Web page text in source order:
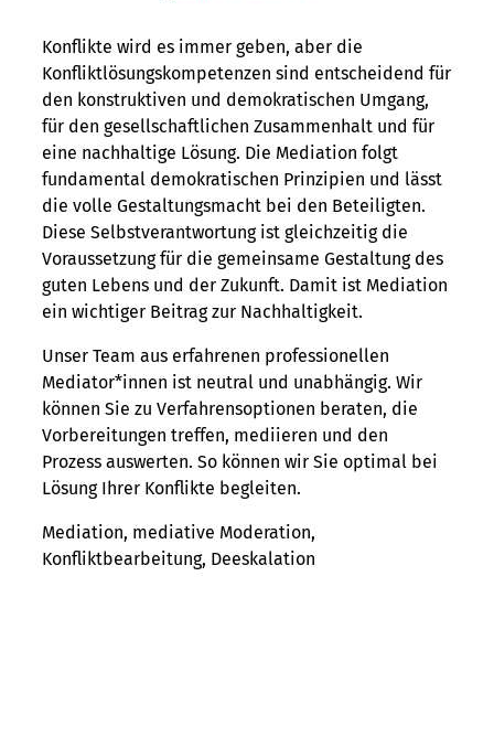
Konflikte wird es immer geben, aber die
Konfliktlösungskompetenzen sind entscheidend für
den konstruktiven und demokratischen Umgang,
für den gesellschaftlichen Zusammenhalt und für
eine nachhaltige Lösung. Die Mediation folgt
fundamental demokratischen Prinzipien und lässt
die volle Gestaltungsmacht bei den Beteiligten.
Diese Selbstverantwortung ist gleichzeitig die
Voraussetzung für die gemeinsame Gestaltung des
guten Lebens und der Zukunft. Damit ist Mediation
ein wichtiger Beitrag zur Nachhaltigkeit.
Unser Team aus erfahrenen professionellen
Mediator*innen ist neutral und unabhängig. Wir
können Sie zu Verfahrensoptionen beraten, die
Vorbereitungen treffen, mediieren und den
Prozess auswerten. So können wir Sie optimal bei
Lösung Ihrer Konflikte begleiten.
Mediation, mediative Moderation,
Konfliktbearbeitung, Deeskalation